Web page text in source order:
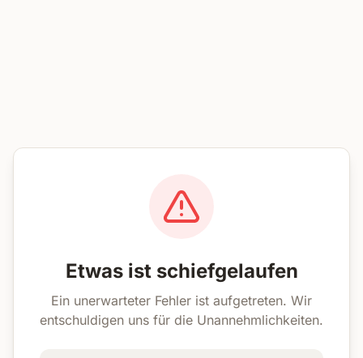
Etwas ist schiefgelaufen
Ein unerwarteter Fehler ist aufgetreten. Wir
entschuldigen uns für die Unannehmlichkeiten.